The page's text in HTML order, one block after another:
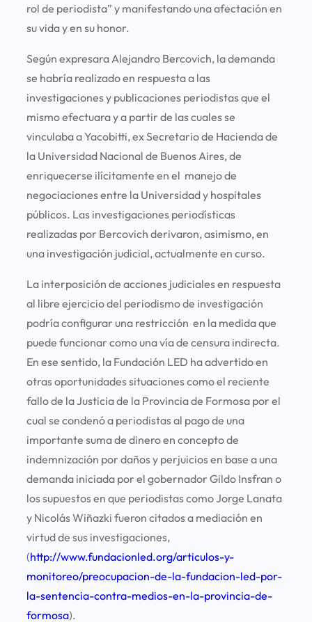
rol de periodista” y manifestando una afectación en
su vida y en su honor.
Según expresara Alejandro Bercovich, la demanda
se habría realizado en respuesta a las
investigaciones y publicaciones periodistas que el
mismo efectuara y a partir de las cuales se
vinculaba a Yacobitti, ex Secretario de Hacienda de
la Universidad Nacional de Buenos Aires, de
enriquecerse ilícitamente en el manejo de
negociaciones entre la Universidad y hospitales
públicos. Las investigaciones periodísticas
realizadas por Bercovich derivaron, asimismo, en
una investigación judicial, actualmente en curso.
La interposición de acciones judiciales en respuesta
al libre ejercicio del periodismo de investigación
podría configurar una restricción en la medida que
puede funcionar como una vía de censura indirecta.
En ese sentido, la Fundación LED ha advertido en
otras oportunidades situaciones como el reciente
fallo de la Justicia de la Provincia de Formosa por el
cual se condenó a periodistas al pago de una
importante suma de dinero en concepto de
indemnización por daños y perjuicios en base a una
demanda iniciada por el gobernador Gildo Insfran o
los supuestos en que periodistas como Jorge Lanata
y Nicolás Wiñazki fueron citados a mediación en
virtud de sus investigaciones,
(http://www.fundacionled.org/articulos-y-
monitoreo/preocupacion-de-la-fundacion-led-por-
la-sentencia-contra-medios-en-la-provincia-de-
formosa).